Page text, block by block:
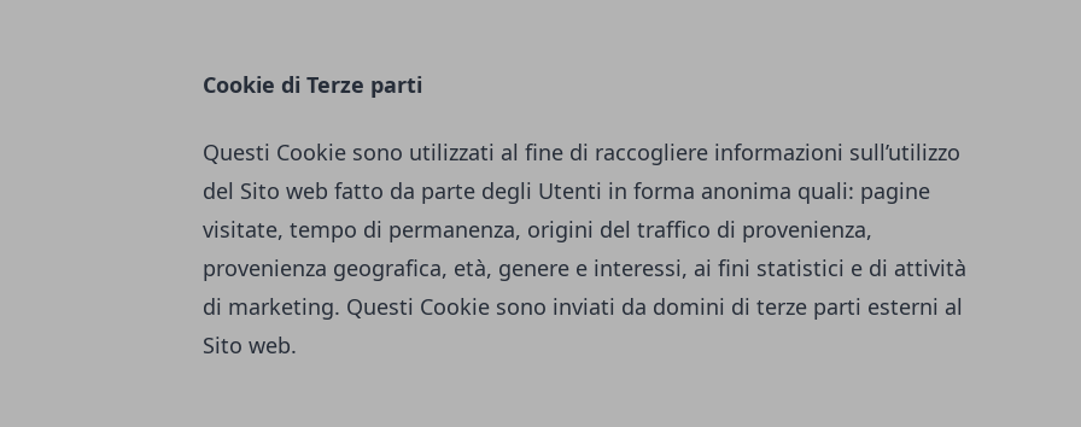
Cookie di Terze parti
Questi Cookie sono utilizzati al fine di raccogliere informazioni sull’utilizzo
del Sito web fatto da parte degli Utenti in forma anonima quali: pagine
visitate, tempo di permanenza, origini del traffico di provenienza,
provenienza geografica, età, genere e interessi, ai fini statistici e di attività
di marketing. Questi Cookie sono inviati da domini di terze parti esterni al
Sito web.